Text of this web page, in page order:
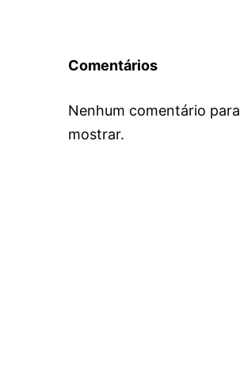
Comentários
Nenhum comentário para
mostrar.